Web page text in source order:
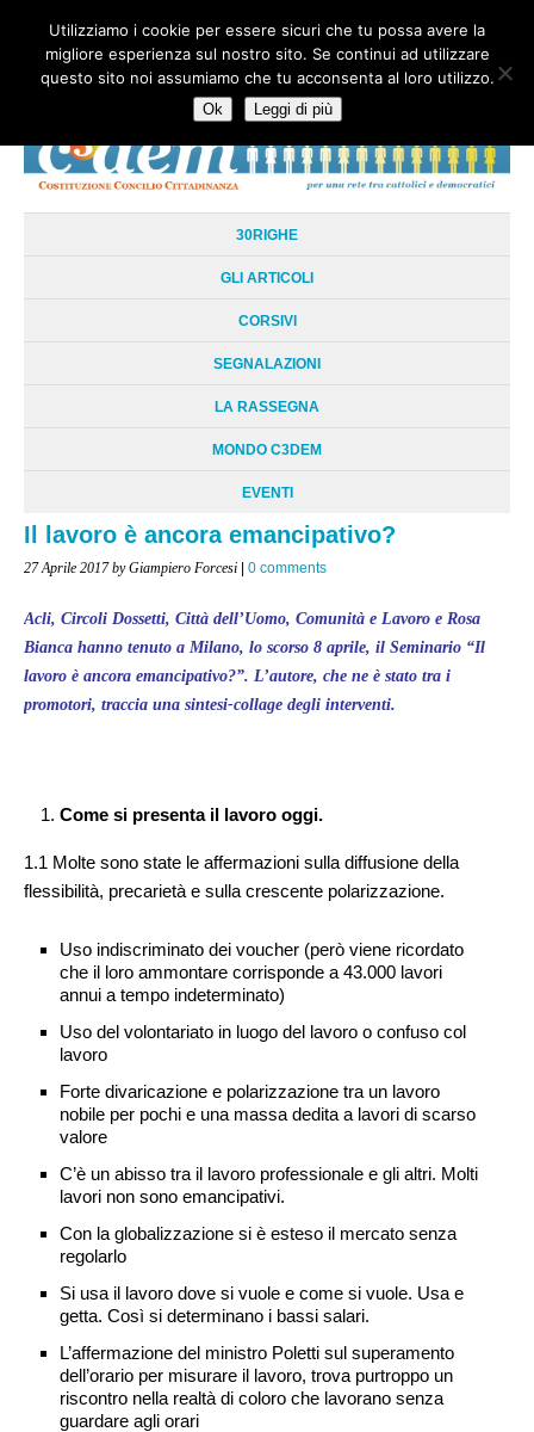
HOME CHI SIAMO LA RETE LE RADICI DOCUMENTAZIONE
AREE TEMATICHE
30RIGHE
GLI ARTICOLI
CORSIVI
SEGNALAZIONI
LA RASSEGNA
MONDO C3DEM
EVENTI
Il lavoro è ancora emancipativo?
27 Aprile 2017 by Giampiero Forcesi | 0 comments
Acli, Circoli Dossetti, Città dell’Uomo, Comunità e Lavoro e Rosa
Bianca hanno tenuto a Milano, lo scorso 8 aprile, il Seminario “Il
lavoro è ancora emancipativo?”. L’autore, che ne è stato tra i
promotori, traccia una sintesi-collage degli interventi.
Come si presenta il lavoro oggi.
1.1 Molte sono state le affermazioni sulla diffusione della
flessibilità, precarietà e sulla crescente polarizzazione.
Uso indiscriminato dei voucher (però viene ricordato
che il loro ammontare corrisponde a 43.000 lavori
annui a tempo indeterminato)
Uso del volontariato in luogo del lavoro o confuso col
lavoro
Forte divaricazione e polarizzazione tra un lavoro
nobile per pochi e una massa dedita a lavori di scarso
valore
C’è un abisso tra il lavoro professionale e gli altri. Molti
lavori non sono emancipativi.
Con la globalizzazione si è esteso il mercato senza
regolarlo
Si usa il lavoro dove si vuole e come si vuole. Usa e
getta. Così si determinano i bassi salari.
L’affermazione del ministro Poletti sul superamento
dell’orario per misurare il lavoro, trova purtroppo un
riscontro nella realtà di coloro che lavorano senza
guardare agli orari
Utilizziamo i cookie per essere sicuri che tu possa avere la
migliore esperienza sul nostro sito. Se continui ad utilizzare
questo sito noi assumiamo che tu acconsenta al loro utilizzo.
Ok Leggi di più